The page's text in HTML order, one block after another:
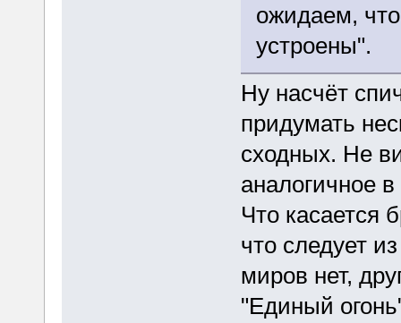
ожидаем,
устроены".
Ну насчёт
придумать
сходных. Не
аналогичное
Что касается
что следует
миров нет,
"Единый